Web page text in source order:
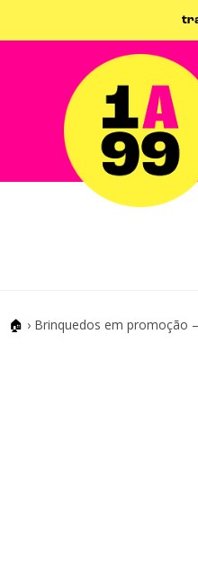
🏠 › Brinquedos em promoção